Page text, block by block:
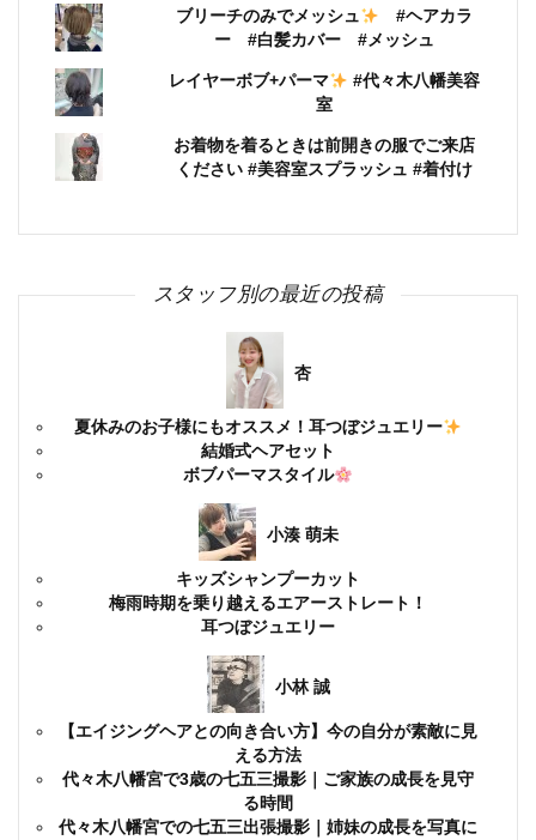
ブリーチのみでメッシュ
#ヘアカラ
ー #白髪カバー #メッシュ
レイヤーボブ+パーマ
#代々木八幡美容
室
お着物を着るときは前開きの服でご来店
ください #美容室スプラッシュ #着付け
スタッフ別の最近の投稿
杏
夏休みのお子様にもオススメ！耳つぼジュエリー
結婚式ヘアセット
ボブパーマスタイル
小湊 萌未
キッズシャンプーカット
梅雨時期を乗り越えるエアーストレート！
耳つぼジュエリー
小林 誠
【エイジングヘアとの向き合い方】今の自分が素敵に見
える方法
代々木八幡宮で3歳の七五三撮影｜ご家族の成長を見守
る時間
代々木八幡宮での七五三出張撮影｜姉妹の成長を写真に